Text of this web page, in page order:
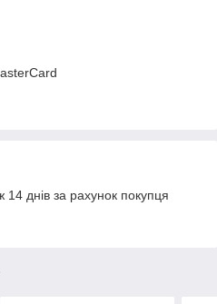
днів за рахунок покупця